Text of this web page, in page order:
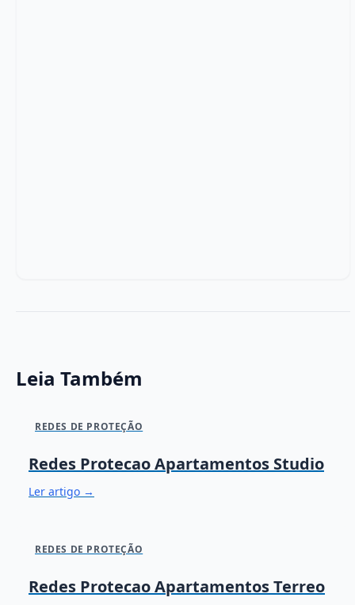
Leia Também
REDES DE PROTEÇÃO
Redes Protecao Apartamentos Studio
Ler artigo →
REDES DE PROTEÇÃO
Redes Protecao Apartamentos Terreo